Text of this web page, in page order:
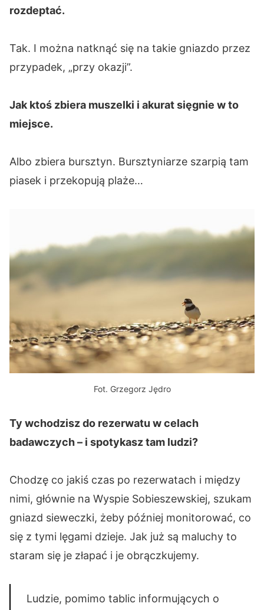
rozdeptać.
Tak. I można natknąć się na takie gniazdo przez
przypadek, „przy okazji”.
Jak ktoś zbiera muszelki i akurat sięgnie w to
miejsce.
Albo zbiera bursztyn. Bursztyniarze szarpią tam
piasek i przekopują plaże…
Fot. Grzegorz Jędro
Ty wchodzisz do rezerwatu w celach
badawczych – i spotykasz tam ludzi?
Chodzę co jakiś czas po rezerwatach i między
nimi, głównie na Wyspie Sobieszewskiej, szukam
gniazd sieweczki, żeby później monitorować, co
się z tymi lęgami dzieje. Jak już są maluchy to
staram się je złapać i je obrączkujemy.
Ludzie, pomimo tablic informujących o